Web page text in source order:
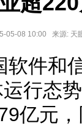
05-08 10:00 来源: 天
软件和
行态
亿元